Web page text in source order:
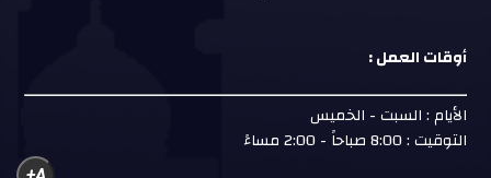
أوقات العمل :
الأيام : السبت - الخميس
التوقيت : 8:00 صباحاً - 2:00 مساءً